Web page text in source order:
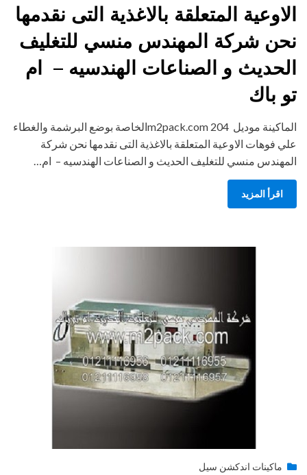
الاوعية المتعلقة بالاغذية التى نقدمها
نحن شركة المهندس منسي للتغليف
الحديث و الصناعات الهندسيه – ام
تو باك
الماكينة موديل 204 m2pack.comالخاصة بوضع البرشمة والغطاء
علي فوهات الاوعية المتعلقة بالاغذية التى نقدمها نحن شركة
المهندس منسي للتغليف الحديث و الصناعات الهندسيه – ام…
اقرأ المزيد
byengmansyPosted
فبراير 10, 2015
ماكينات اندكشن سيل